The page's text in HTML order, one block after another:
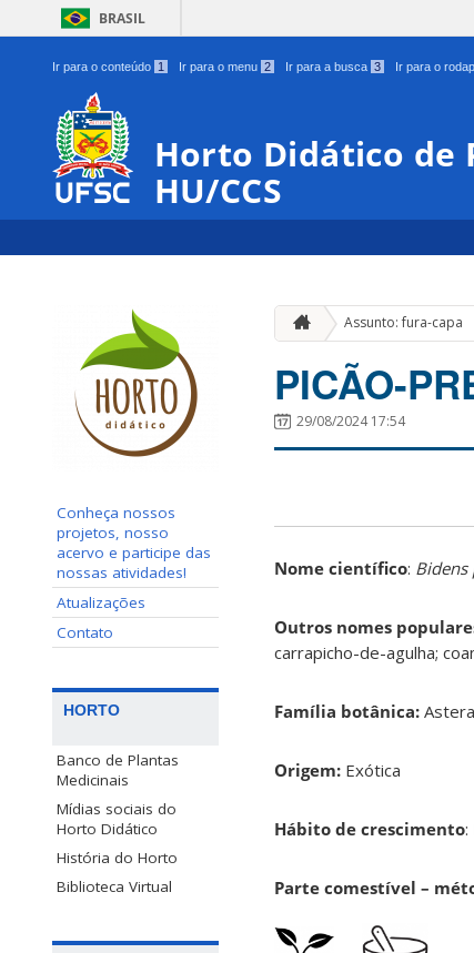
BRASIL
Ir para o conteúdo 1 Ir para o menu 2 Ir para a busca 3 Ir para o
Horto Didático de
HU/CCS
Conheça nossos
projetos, nosso
acervo e participe das
nossas atividades!
Atualizações
Contato
HORTO
Banco de Plantas
Medicinais
Mídias sociais do
Horto Didático
História do Horto
Biblioteca Virtual
Assunto: fura-capa
PICÃO-
29/08/2024 17:54
Nome científico: Bidens
Outros nomes
carrapicho-de-agulha;
Família botânica:
Origem: Exótica
Hábito de crescimento:
Parte comestível –